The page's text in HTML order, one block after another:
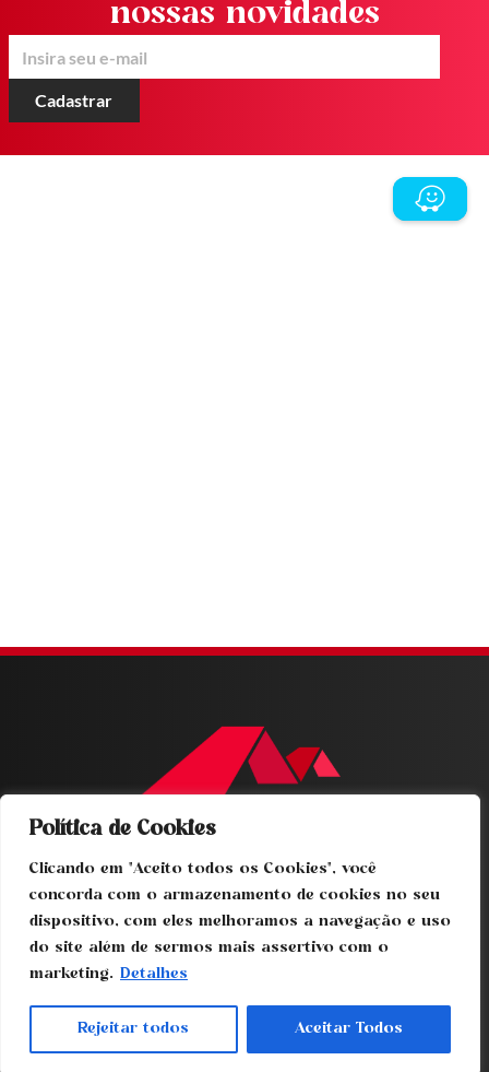
Política de Cookies
Clicando em "Aceito todos os Cookies", você
concorda com o armazenamento de cookies no seu
dispositivo, com eles melhoramos a navegação e uso
do site além de sermos mais assertivo com o
marketing. Detalhes
Rejeitar todos Aceitar Todos
nossas novidades
Home
Sobre nós
Produtos
Projetos